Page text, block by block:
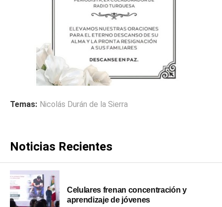
Temas: Nicolás Durán de la Sierra
Noticias Recientes
Celulares frenan concentración y
aprendizaje de jóvenes